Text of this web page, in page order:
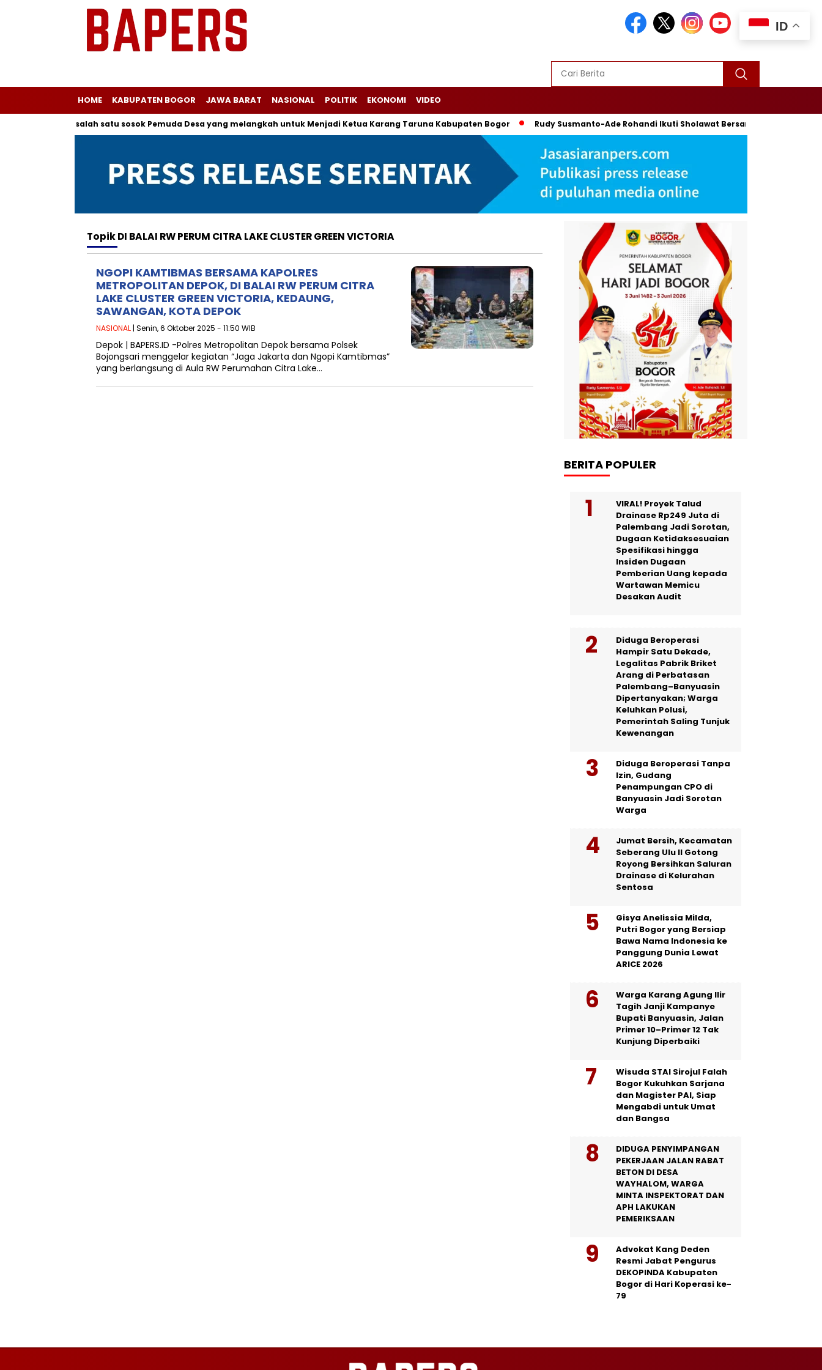
HOME KABUPATEN BOGOR JAWA BARAT NASIONAL POLITIK EKONOMI VIDEO
kepada salah satu sosok Pemuda Desa yang melangkah untuk Menjadi Ketua Karang Taruna Kabupaten Bogor Rudy Susmanto-Ade Rohandi Ikuti Sholawat Bersama Habib Syech Bin
TopikDI BALAI RW PERUM CITRA LAKE CLUSTER GREEN VICTORIA
NGOPI KAMTIBMAS BERSAMA KAPOLRES
METROPOLITAN DEPOK, DI BALAI RW PERUM CITRA
LAKE CLUSTER GREEN VICTORIA, KEDAUNG,
SAWANGAN, KOTA DEPOK
NASIONAL | Senin, 6 Oktober 2025 - 11:50 WIB
Depok | BAPERS.ID -Polres Metropolitan Depok bersama Polsek
Bojongsari menggelar kegiatan “Jaga Jakarta dan Ngopi Kamtibmas”
yang berlangsung di Aula RW Perumahan Citra Lake…
BERITA POPULER
VIRAL! Proyek Talud
Drainase Rp249 Juta di
Palembang Jadi Sorotan,
Dugaan Ketidaksesuaian
Spesifikasi hingga
Insiden Dugaan
Pemberian Uang kepada
Wartawan Memicu
Desakan Audit
Diduga Beroperasi
Hampir Satu Dekade,
Legalitas Pabrik Briket
Arang di Perbatasan
Palembang–Banyuasin
Dipertanyakan; Warga
Keluhkan Polusi,
Pemerintah Saling Tunjuk
Kewenangan
Diduga Beroperasi Tanpa
Izin, Gudang
Penampungan CPO di
Banyuasin Jadi Sorotan
Warga
Jumat Bersih, Kecamatan
Seberang Ulu II Gotong
Royong Bersihkan Saluran
Drainase di Kelurahan
Sentosa
Gisya Anelissia Milda,
Putri Bogor yang Bersiap
Bawa Nama Indonesia ke
Panggung Dunia Lewat
ARICE 2026
Warga Karang Agung Ilir
Tagih Janji Kampanye
Bupati Banyuasin, Jalan
Primer 10–Primer 12 Tak
Kunjung Diperbaiki
Wisuda STAI Sirojul Falah
Bogor Kukuhkan Sarjana
dan Magister PAI, Siap
Mengabdi untuk Umat
dan Bangsa
DIDUGA PENYIMPANGAN
PEKERJAAN JALAN RABAT
BETON DI DESA
WAYHALOM, WARGA
MINTA INSPEKTORAT DAN
APH LAKUKAN
PEMERIKSAAN
Advokat Kang Deden
Resmi Jabat Pengurus
DEKOPINDA Kabupaten
Bogor di Hari Koperasi ke-
79
ID